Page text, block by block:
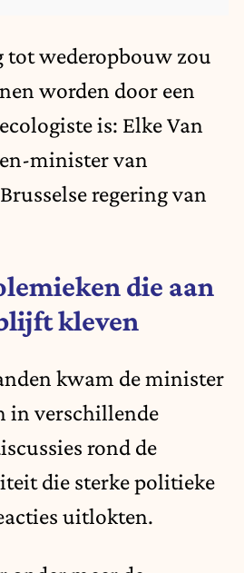
tot wederopbouw zou
worden door een
is: Elke Van
minister van
regering van
die aan
kleven
kwam de minister
in verschillende
rond de
die sterke politieke
uitlokten.